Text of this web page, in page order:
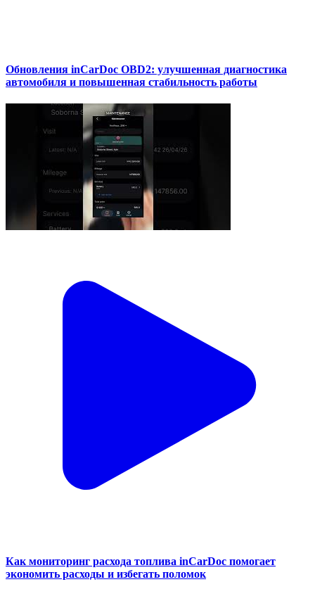
Обновления inCarDoc OBD2: улучшенная диагностика
автомобиля и повышенная стабильность работы
Как мониторинг расхода топлива inCarDoc помогает
экономить расходы и избегать поломок